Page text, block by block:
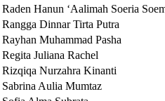
Raden Hanun ‘Aalimah Soeria
Rangga Dinnar Tirta Putra
Rayhan Muhammad Pasha
Regita Juliana Rachel
Rizqiqa Nurzahra Kinanti
Sabrina Aulia Mumtaz